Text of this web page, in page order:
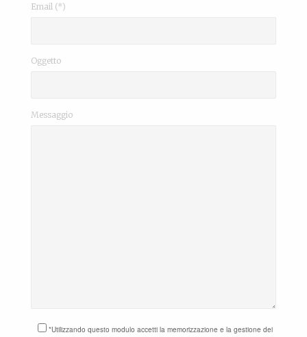
Email (*)
Oggetto
Messaggio
*Utilizzando questo modulo accetti la memorizzazione e la gestione dei